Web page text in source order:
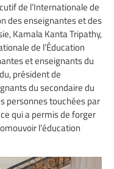
de l’Internationale de
des enseignantes et des
Kamala Kanta Tripathy,
de l’Éducation
et enseignants du
président de
du secondaire du
personnes touchées par
qui a permis de forger
l’éducation